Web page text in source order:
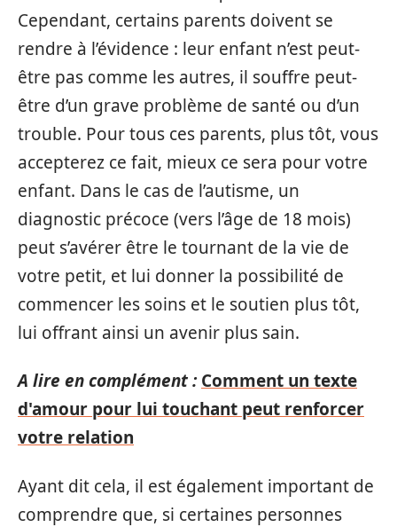
Cependant, certains parents doivent se
rendre à l’évidence : leur enfant n’est peut-
être pas comme les autres, il souffre peut-
être d’un grave problème de santé ou d’un
trouble. Pour tous ces parents, plus tôt, vous
accepterez ce fait, mieux ce sera pour votre
enfant. Dans le cas de l’autisme, un
diagnostic précoce (vers l’âge de 18 mois)
peut s’avérer être le tournant de la vie de
votre petit, et lui donner la possibilité de
commencer les soins et le soutien plus tôt,
lui offrant ainsi un avenir plus sain.
A lire en complément : Comment un texte
d'amour pour lui touchant peut renforcer
votre relation
Ayant dit cela, il est également important de
comprendre que, si certaines personnes